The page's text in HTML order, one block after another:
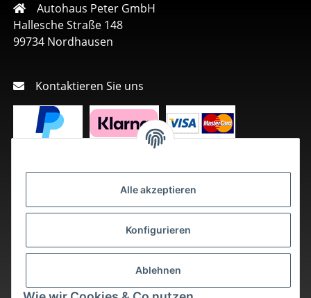
Alle akzeptieren
Konfigurieren
Ablehnen
Autohaus Peter GmbH
Hallesche Straße 148
99734 Nordhausen
Kontaktieren Sie uns